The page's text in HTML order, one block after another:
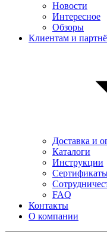
Новости
Интересное
Обзоры
Клиентам и
Доставка и
Каталоги
Инструкции
FAQ
Контакты
О компании